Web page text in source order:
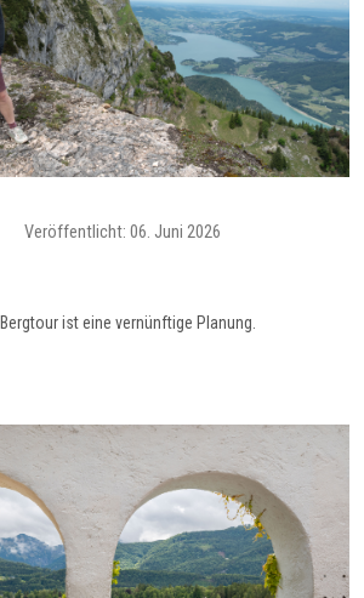
Veröffentlicht: 06. Juni 2026
ist eine vernünftige Planung.